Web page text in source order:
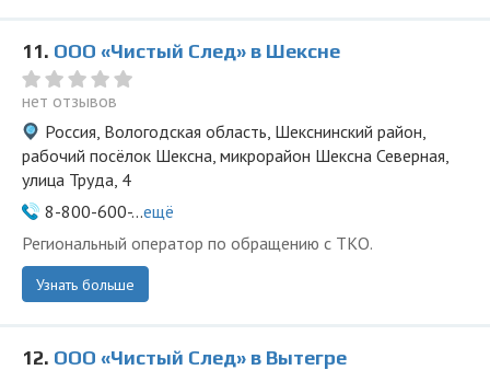
11. ООО «Чистый След» в Шексне
нет отзывов
Россия, Вологодская область, Шекснинский район,
рабочий посёлок Шексна, микрорайон Шексна Северная,
улица Труда, 4
8-800-600-...ещё
Региональный оператор по обращению с ТКО.
Узнать больше
12. ООО «Чистый След» в Вытегре